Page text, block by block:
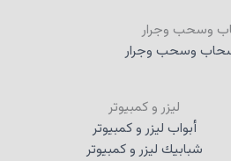
وسحب وجرار
وسحب وجرار
ليزر و كمبيوتر
أبواب ليزر و كمبيوتر
شبابيك ليزر و كمبيوتر